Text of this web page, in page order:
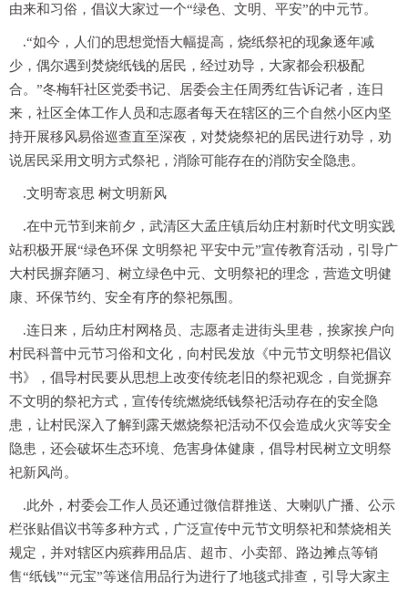
由来和习俗，倡议大家过一个“绿色、文明、平安”的中元节。
.“如今，人们的思想觉悟大幅提高，烧纸祭祀的现象逐年减
少，偶尔遇到焚烧纸钱的居民，经过劝导，大家都会积极配
合。”冬梅轩社区党委书记、居委会主任周秀红告诉记者，连日
来，社区全体工作人员和志愿者每天在辖区的三个自然小区内坚
持开展移风易俗巡查直至深夜，对焚烧祭祀的居民进行劝导，劝
说居民采用文明方式祭祀，消除可能存在的消防安全隐患。
.文明寄哀思 树文明新风
.在中元节到来前夕，武清区大孟庄镇后幼庄村新时代文明实践
站积极开展“绿色环保 文明祭祀 平安中元”宣传教育活动，引导广
大村民摒弃陋习、树立绿色中元、文明祭祀的理念，营造文明健
康、环保节约、安全有序的祭祀氛围。
.连日来，后幼庄村网格员、志愿者走进街头里巷，挨家挨户向
村民科普中元节习俗和文化，向村民发放《中元节文明祭祀倡议
书》，倡导村民要从思想上改变传统老旧的祭祀观念，自觉摒弃
不文明的祭祀方式，宣传传统燃烧纸钱祭祀活动存在的安全隐
患，让村民深入了解到露天燃烧祭祀活动不仅会造成火灾等安全
隐患，还会破坏生态环境、危害身体健康，倡导村民树立文明祭
祀新风尚。
.此外，村委会工作人员还通过微信群推送、大喇叭广播、公示
栏张贴倡议书等多种方式，广泛宣传中元节文明祭祀和禁烧相关
规定，并对辖区内殡葬用品店、超市、小卖部、路边摊点等销
售“纸钱”“元宝”等迷信用品行为进行了地毯式排查，引导大家主